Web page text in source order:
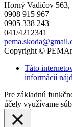
Horný Vadičov 563,
0908 915 967
0905 338 243
041/4212341
Copyright ©
Táto
informácií
Pre základnú
účely využívame